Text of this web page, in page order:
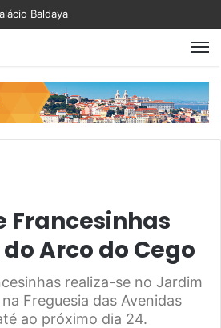
Baldaya
Francesinhas
Arco do Cego
realiza-se no Jardim
Freguesia das Avenidas
ao próximo dia 24.